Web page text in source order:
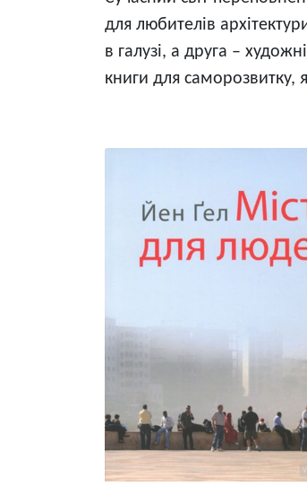
для любителів
в галузі, а друга –
книги для саморозвитку,